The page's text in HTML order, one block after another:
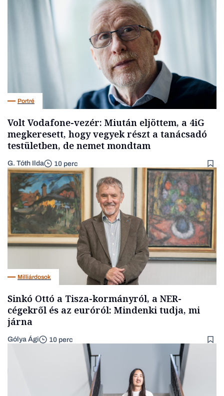
Portré
Volt Vodafone-vezér: Miután eljöttem, a 4iG
megkeresett, hogy vegyek részt a tanácsadó
testületben, de nemet mondtam
G. Tóth Ilda 10 perc
Milliárdosok
Sinkó Ottó a Tisza-kormányról, a NER-
cégekről és az euróról: Mindenki tudja, mi
járna
Gólya Ági 10 perc